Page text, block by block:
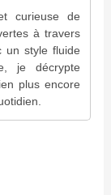
curieuse de
à travers
un style fluide
je décrypte
plus encore